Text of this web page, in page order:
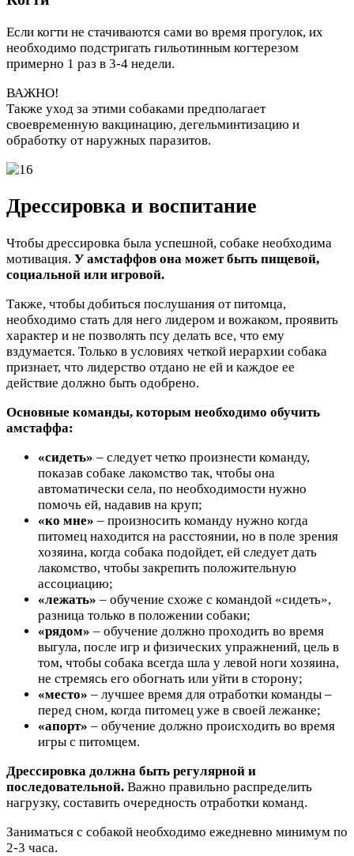
Если когти не стачиваются сами во время прогулок, их
необходимо подстригать гильотинным когтерезом
примерно 1 раз в 3-4 недели.
ВАЖНО!
Также уход за этими собаками предполагает
своевременную вакцинацию, дегельминтизацию и
обработку от наружных паразитов.
Дрессировка и воспитание
Чтобы дрессировка была успешной, собаке необходима
мотивация. У амстаффов она может быть пищевой,
социальной или игровой.
Также, чтобы добиться послушания от питомца,
необходимо стать для него лидером и вожаком, проявить
характер и не позволять псу делать все, что ему
вздумается. Только в условиях четкой иерархии собака
признает, что лидерство отдано не ей и каждое ее
действие должно быть одобрено.
Основные команды, которым необходимо обучить
амстаффа:
«сидеть» – следует четко произнести команду,
показав собаке лакомство так, чтобы она
автоматически села, по необходимости нужно
помочь ей, надавив на круп;
«ко мне» – произносить команду нужно когда
питомец находится на расстоянии, но в поле зрения
хозяина, когда собака подойдет, ей следует дать
лакомство, чтобы закрепить положительную
ассоциацию;
«лежать» – обучение схоже с командой «сидеть»,
разница только в положении собаки;
«рядом» – обучение должно проходить во время
выгула, после игр и физических упражнений, цель в
том, чтобы собака всегда шла у левой ноги хозяина,
не стремясь его обогнать или уйти в сторону;
«место» – лучшее время для отработки команды –
перед сном, когда питомец уже в своей лежанке;
«апорт» – обучение должно происходить во время
игры с питомцем.
Дрессировка должна быть регулярной и
последовательной. Важно правильно распределить
нагрузку, составить очередность отработки команд.
Заниматься с собакой необходимо ежедневно минимум по
2-3 часа.